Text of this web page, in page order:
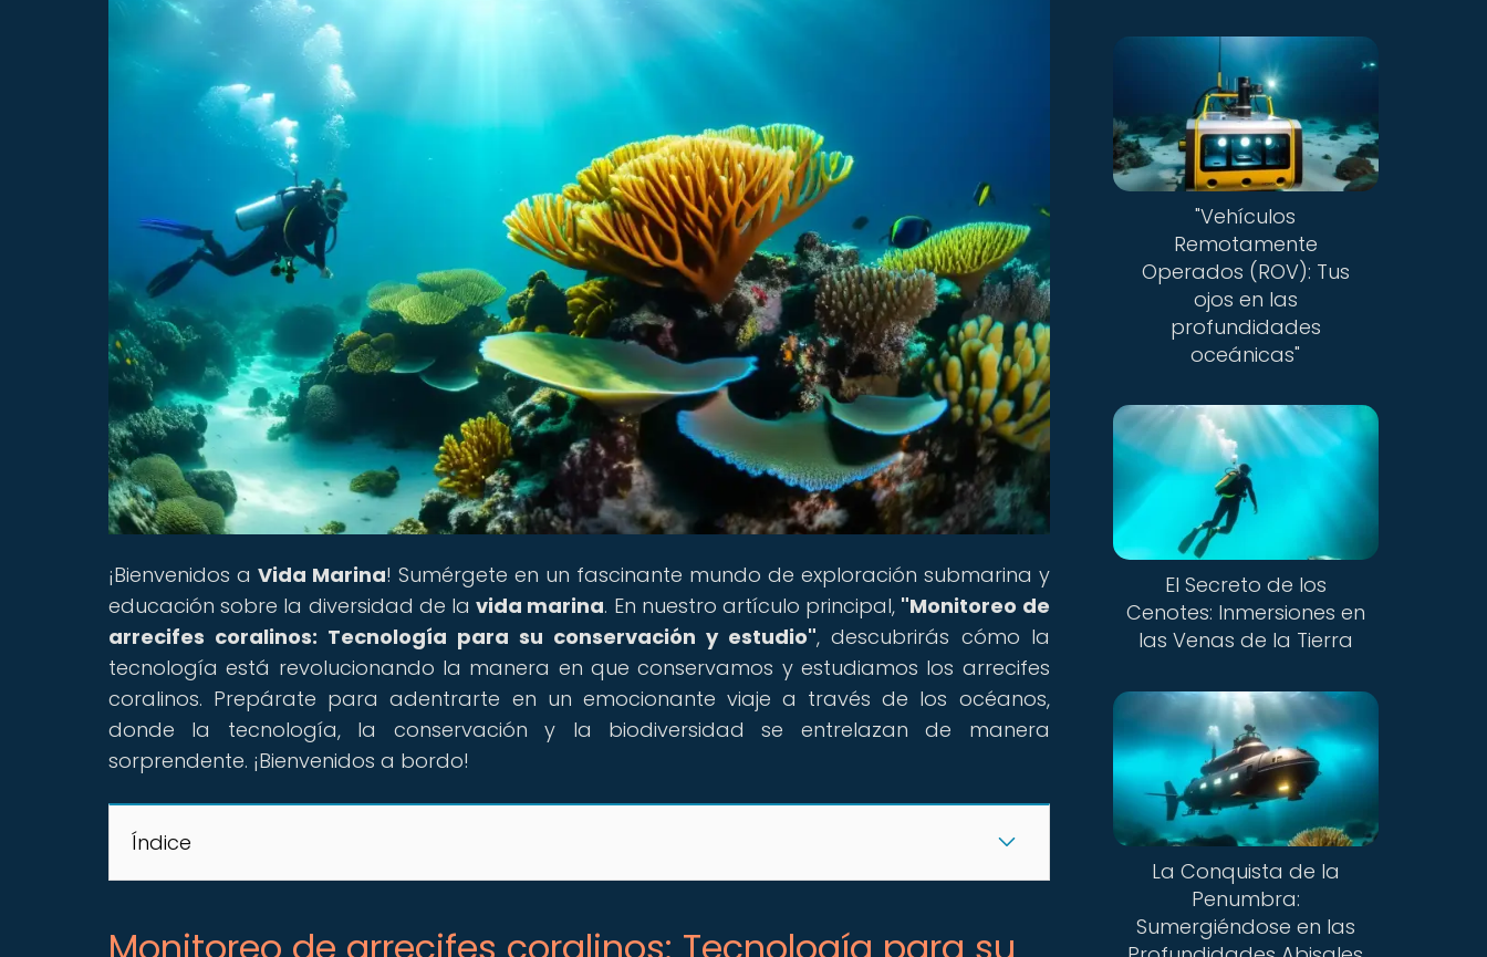
¡Bienvenidos a Vida Marina! Sumérgete en un fascinante mundo de exploración submarina y
educación sobre la diversidad de lavida marina. En nuestro artículo principal, "Monitoreo de
arrecifes coralinos: Tecnología para su conservación y estudio", descubrirás cómo la
tecnología está revolucionando la manera en que conservamos y estudiamos los arrecifes
coralinos. Prepárate para adentrarte en un emocionante viaje a través de los océanos,
donde la tecnología, la conservación y la biodiversidad se entrelazan de manera
sorprendente. ¡Bienvenidos a bordo!
Índice
"Vehículos
Remotamente
Operados (ROV): Tus
ojos en las
profundidades
oceánicas"
El Secreto de los
Cenotes: Inmersiones en
las Venas de la Tierra
La Conquista de la
Penumbra:
Sumergiéndose en las